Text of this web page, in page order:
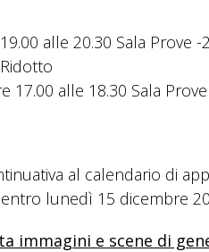
alle 20.30 Sala Prove -2
17.00 alle 18.30 Sala
al calendario di
entro lunedì 15 dicembre
immagini e scene di